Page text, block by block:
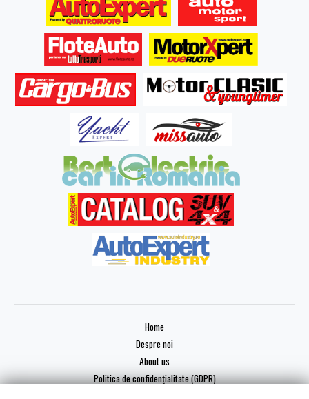
Home
Despre noi
About us
Politica de confidențialitate (GDPR)